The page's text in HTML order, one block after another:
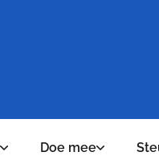
Doe mee